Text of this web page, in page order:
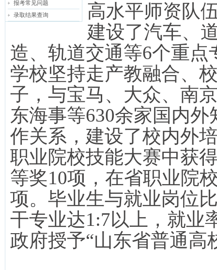
报考常见问题
录取结果查询
高水平师资队
建设了汽车、
造、轨道交通等6个重点
学校坚持走产教融合、
子，与宝马、大众、南
东海事等630余家国内外
作关系，建设了校内外
职业院校技能大赛中获
等奖10项，在省职业院
项。毕业生与就业岗位
干专业达1:7以上，就业
政府授予“山东省普通高